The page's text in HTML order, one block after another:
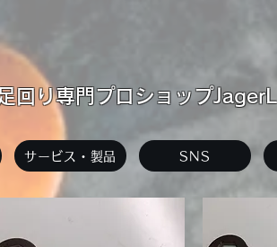
回り専門プロショップ
サービス・製品 SNS